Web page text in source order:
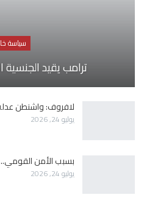
سياسة
ترامب يقيد الجنسية
لافروف: واشنطن
يوليو 24, 2026
بسبب الأمن القومي..
يوليو 24, 2026